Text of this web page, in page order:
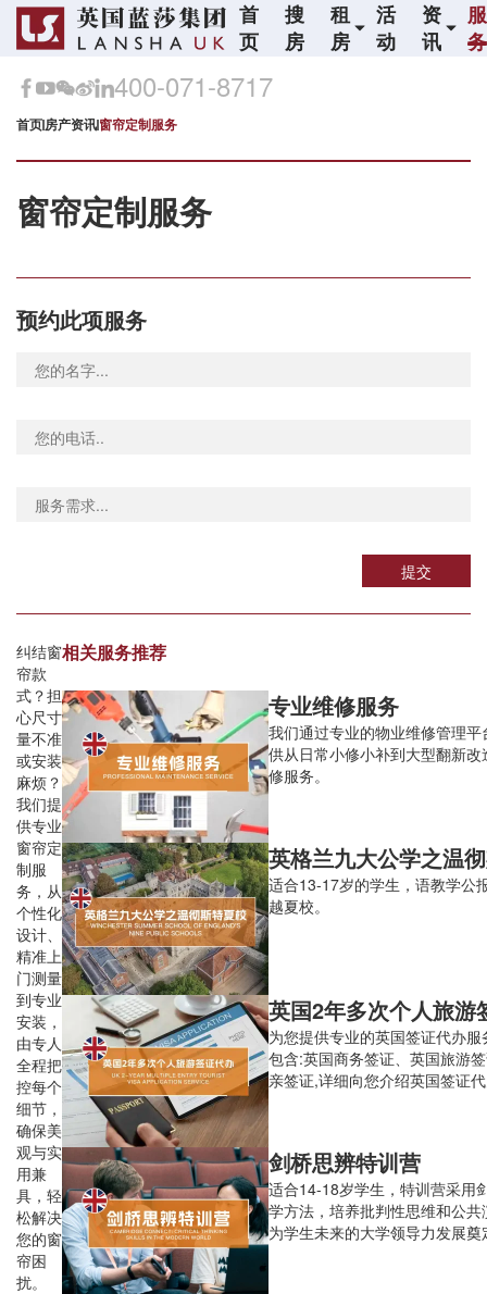
首
页
搜
房
租
房
活
动
资
讯
服
务
400-071-8717
首页房产资讯窗帘定制服务
窗帘定制服务
预约此项服务
提交
纠结窗
帘款
式？担
心尺寸
量不准
或安装
麻烦？
我们提
供专业
窗帘定
制服
务，从
个性化
设计、
精准上
门测量
到专业
安装，
由专人
全程把
控每个
细节，
确保美
观与实
用兼
具，轻
松解决
您的窗
帘困
扰。
相关服务推荐
专业维修服务
我们通过专业的物业维修管理平
供从日常小修小补到大型翻新改
修服务。
适合13-17岁的学生，语教学公
越夏校。
为您提供专业的英国签证代办
包含:英国商务签证、英国旅游
亲签证,详细向您介绍英国签证
务，最大限度提高您的签证通过
剑桥思辨特训营
适合14-18岁学生，特训营采用
学方法，培养批判性思维和公共
为学生未来的大学领导力发展奠